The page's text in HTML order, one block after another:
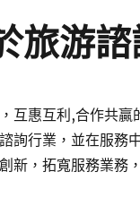
旅游
互惠互利,合作共
詢行業，並在服務
新，拓寬服務業務